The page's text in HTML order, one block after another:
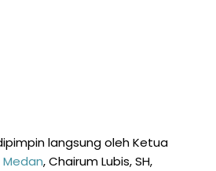
langsung oleh Ketua
Medan, Chairum Lubis, SH,